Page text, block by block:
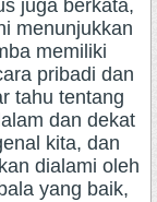
juga berkata,
menunjukkan
memiliki
pribadi dan
tahu tentang
dan dekat
kita, dan
dialami oleh
yang baik,